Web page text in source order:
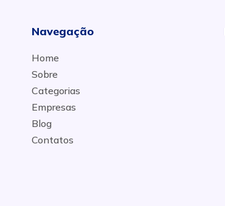
Navegação
Home
Sobre
Categorias
Empresas
Blog
Contatos